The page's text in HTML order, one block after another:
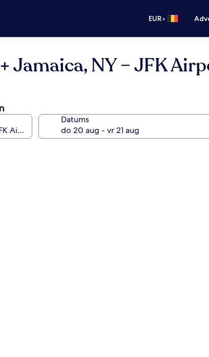
EUR•
Jamaica, NY – JFK
Datums